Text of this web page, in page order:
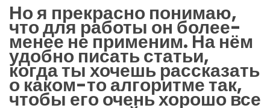
Но я прекрасно понимаю,
что для работы он более-
менее не применим. На нём
удобно писать статьи,
когда ты хочешь рассказать
о каком-то алгоритме так,
чтобы его очень хорошо все